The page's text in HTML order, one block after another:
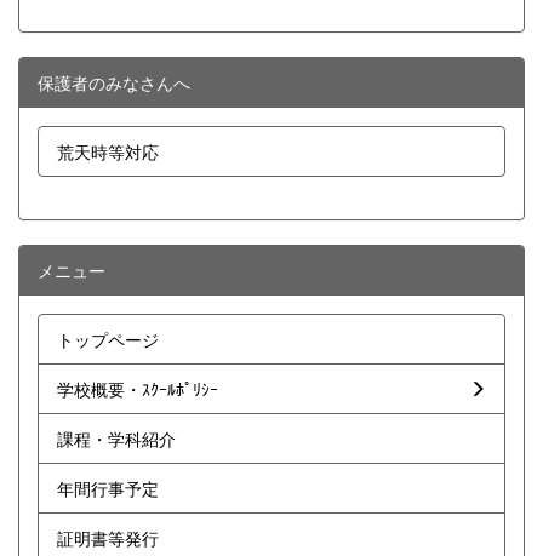
保護者のみなさんへ
荒天時等対応
メニュー
トップページ
学校概要・ｽｸｰﾙﾎﾟﾘｼｰ
課程・学科紹介
年間行事予定
証明書等発行